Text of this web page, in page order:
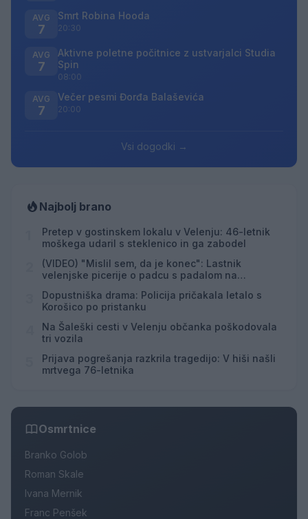
AVG
7
Smrt Robina Hooda
20:30
AVG
7
Aktivne poletne počitnice z ustvarjalci Studia
Spin
08:00
AVG
7
Večer pesmi Đorđa Balaševića
20:00
Vsi dogodki →
Najbolj brano
Pretep v gostinskem lokalu v Velenju: 46-letnik
moškega udaril s steklenico in ga zabodel
(VIDEO) "Mislil sem, da je konec": Lastnik
velenjske picerije o padcu s padalom na
Dopustniška drama: Policija pričakala letalo s
Korošico po pristanku
Na Šaleški cesti v Velenju občanka poškodovala
tri vozila
Prijava pogrešanja razkrila tragedijo: V hiši našli
mrtvega 76-letnika
Osmrtnice
Branko Golob
Roman Skale
Ivana Mernik
Franc Penšek